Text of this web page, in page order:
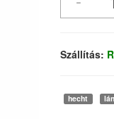
Szállítás:
hecht